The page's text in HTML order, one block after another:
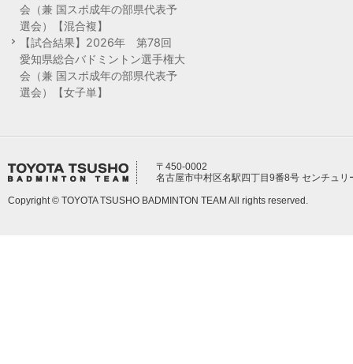
会（兼 国スポ成年の部県代表予
選会）【混合複】
【試合結果】2026年 第78回
愛知県総合バドミントン選手権大
会（兼 国スポ成年の部県代表予
選会）【女子単】
〒450-0002
名古屋市中村区名駅四丁目9番8号 センチュリ
Copyright © TOYOTA TSUSHO BADMINTON TEAM All rights reserved.